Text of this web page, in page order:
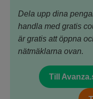
Dela upp dina
handla med gratis
är gratis att öppna
nätmäklarna ovan.
Till